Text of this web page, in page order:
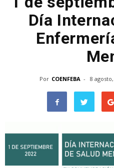
Día
Por COENFEBA - 8